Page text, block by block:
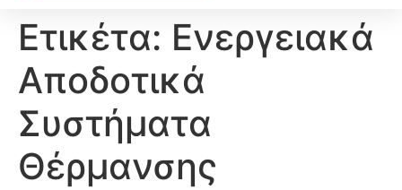
Ετικέτα: Ενεργειακά
Αποδοτικά
Συστήματα
Θέρμανσης